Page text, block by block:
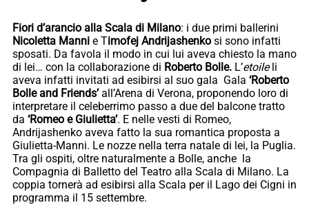
Fiori d’arancio alla Scala di Milano: i due primi ballerini
Nicoletta Manni e Timofej Andrijashenko si sono infatti
sposati. Da favola il modo in cui lui aveva chiesto la mano
di lei… con la collaborazione di Roberto Bolle. L’etoileli
aveva infatti invitati ad esibirsi al suo gala Gala ‘Roberto
Bolle and Friends’all’Arena di Verona, proponendo loro di
interpretare il celeberrimo passo a due del balcone tratto
da ‘Romeo e Giulietta’. E nelle vesti di Romeo,
Andrijashenko aveva fatto la sua romantica proposta a
Giulietta-Manni. Le nozze nella terra natale di lei, la Puglia.
Tra gli ospiti, oltre naturalmente a Bolle, anche la
Compagnia di Balletto del Teatro alla Scala di Milano. La
coppia tornerà ad esibirsi alla Scala per il Lago dei Cigni in
programma il 15 settembre.